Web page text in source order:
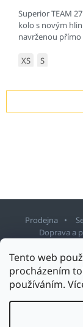
Tento web
procházením
používáním.
Superior TEAM
kolo s novým
navrženou přímo
XS S
Prodejna
Doprava a
Design